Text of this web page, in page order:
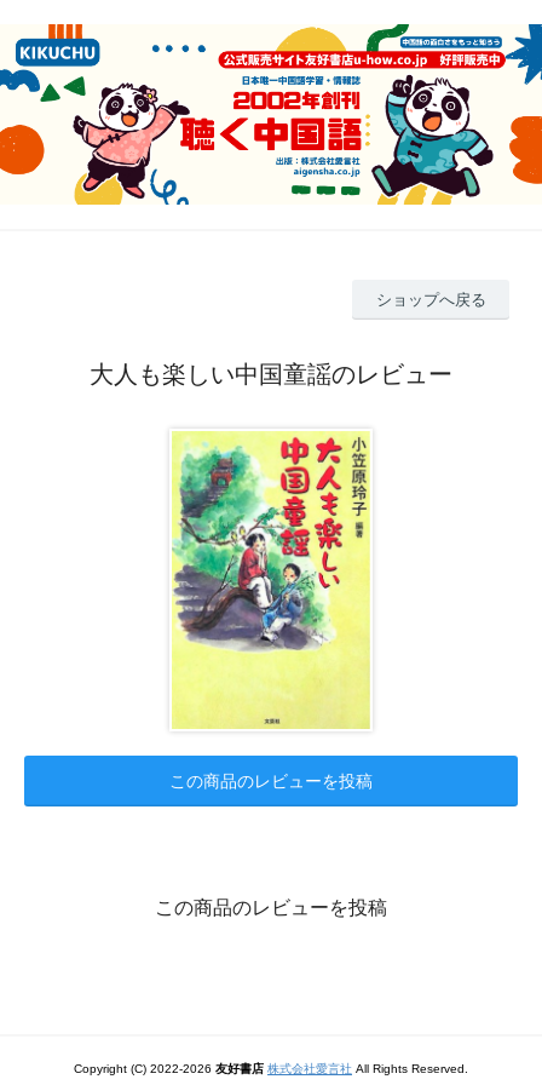
ショップへ戻る
大人も楽しい中国童謡のレビュー
この商品のレビューを投稿
この商品のレビューを投稿
Copyright (C) 2022-2026 友好書店 株式会社愛言社 All Rights Reserved.